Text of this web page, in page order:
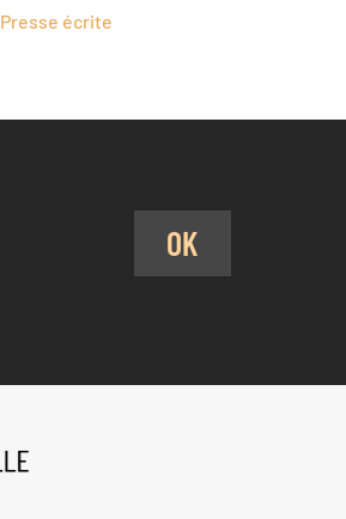
Presse écrite
OK